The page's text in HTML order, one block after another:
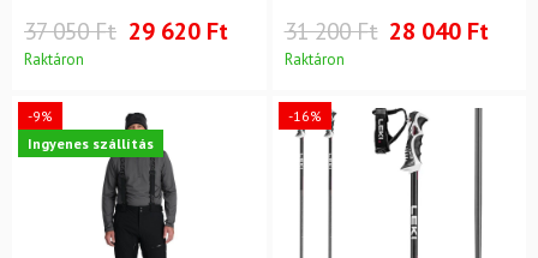
37 050 Ft 29 620 Ft
Raktáron
31 200 Ft 28 040 Ft
Raktáron
-9%
Ingyenes szállítás
-16%